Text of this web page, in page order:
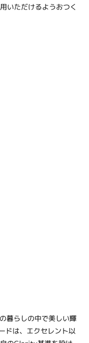
いただけるようおつく
暮らしの中で美しい輝
ドは、エクセレント以